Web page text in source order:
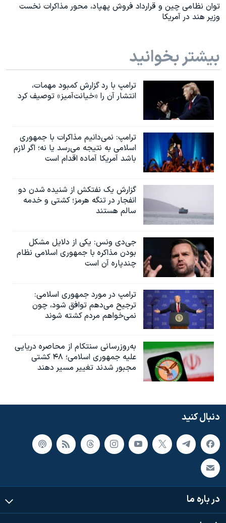
توان نظامی چین و قرارداد فروش پهپاد، محور مذاکرات نخست
وزیر هند در آمریکا
بیشتر بخوانید
ترامپ با رد گزارش کمبود مهمات،
انتشار آن را «خیانت‌آمیز» توصیف کرد
ترامپ: نمی‌دانیم مذاکرات با جمهوری
اسلامی به نتیجه می‌رسد یا نه؛ اگر لازم
باشد آمریکا آماده اقدام است
گزارش یک نفتکش از شنیده شدن دو
انفجار در تنگه هرمز؛ کشتی و خدمه
سالم هستند
جی‌دی ونس: یکی از دلایل مشکل
بودن مذاکره با جمهوری اسلامی نظام
چندپاره آن است
ترامپ در مورد جمهوری اسلامی:
ترجیح می‌دهم توافق شود، چون
نمی‌خواهم مردم کشته شوند
به‌روزرسانی سنتکام از محاصره دریایی
علیه جمهوری اسلامی؛ ۴۸ کشتی
مجبور شدند تغییر مسیر دهند
دنبال کنید
در باره ما